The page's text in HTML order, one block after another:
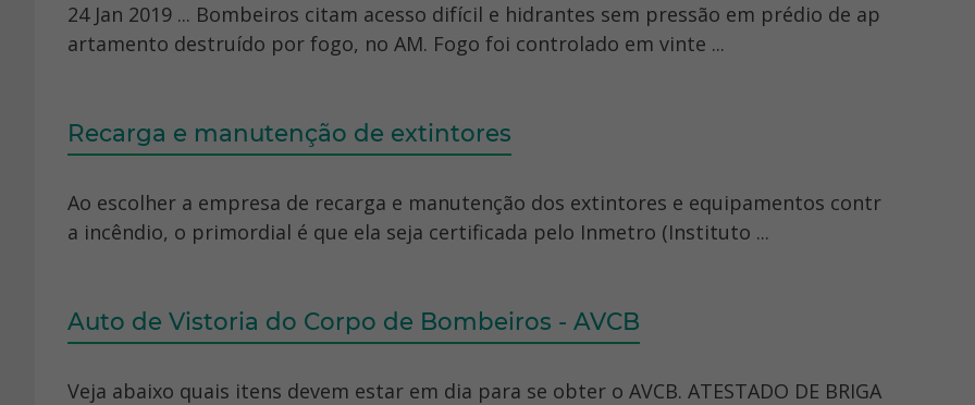
24 Jan 2019 ... Bombeiros citam acesso difícil e hidrantes sem pressão em prédio de ap
artamento destruído por fogo, no AM. Fogo foi controlado em vinte ...
Recarga e manutenção de extintores
Ao escolher a empresa de recarga e manutenção dos extintores e equipamentos contr
a incêndio, o primordial é que ela seja certificada pelo Inmetro (Instituto ...
Auto de Vistoria do Corpo de Bombeiros - AVCB
Veja abaixo quais itens devem estar em dia para se obter o AVCB. ATESTADO DE BRIGA